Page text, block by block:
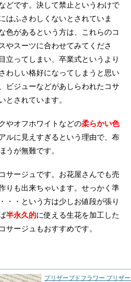
どです。決して禁止というわけで
はふさわしくないとされていま
色があるという方は、これらのコ
やスーツに合わせてみてくださ
立ってしまい、卒業式というより
わしい格好になってしまうと思い
ビジューなどがあしらわれたコサ
とされています。
やオフホワイトなどの柔らかい色
ルに見えすぎるという理由で、布
うが無難です。
サージュです。お花屋さんでも売
りも出来ちゃいます。せっかく準
・・という方は少しお値段が張り
半永久的に使える生花を加工した
サージュもおすすめです。
プリザーブドフラワー プリザ